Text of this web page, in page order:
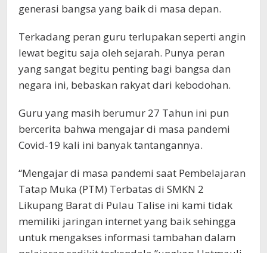
generasi bangsa yang baik di masa depan.
Terkadang peran guru terlupakan seperti angin
lewat begitu saja oleh sejarah. Punya peran
yang sangat begitu penting bagi bangsa dan
negara ini, bebaskan rakyat dari kebodohan.
Guru yang masih berumur 27 Tahun ini pun
bercerita bahwa mengajar di masa pandemi
Covid-19 kali ini banyak tantangannya.
“Mengajar di masa pandemi saat Pembelajaran
Tatap Muka (PTM) Terbatas di SMKN 2
Likupang Barat di Pulau Talise ini kami tidak
memiliki jaringan internet yang baik sehingga
untuk mengakses informasi tambahan dalam